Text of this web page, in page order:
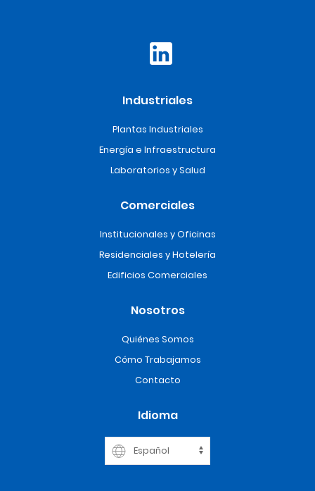
Industriales
Plantas Industriales
Energía e Infraestructura
Laboratorios y Salud
Comerciales
Institucionales y Oficinas
Residenciales y Hotelería
Edificios Comerciales
Nosotros
Quiénes Somos
Cómo Trabajamos
Contacto
Idioma